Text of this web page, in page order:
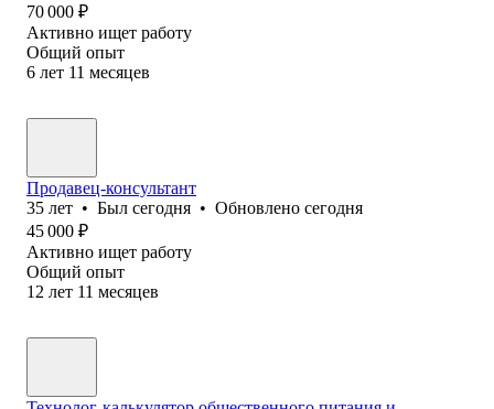
70 000 ₽
Активно ищет работу
Общий опыт
6 лет 11 месяцев
Продавец-консультант
35 лет • Был сегодня • Обновлено сегодня
45 000 ₽
Активно ищет работу
Общий опыт
12 лет 11 месяцев